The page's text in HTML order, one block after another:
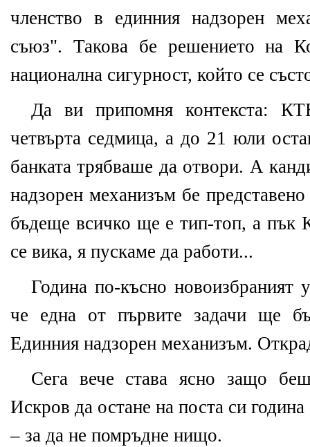
членство в единния надзорен
съюз". Такова бе решението на
национална сигурност, който се
Да ви припомня контекста:
четвърта седмица, а до 21 юли
банката трябваше да отвори. А
надзорен механизъм бе представено
бъдеще всичко ще е тип-топ, а пък
се вика, я пускаме да работи...
Година по-късно новоизбраният
че една от първите задачи ще
Единния надзорен механизъм.
Сега вече става ясно защо
Искров да остане на поста си
– за да не помръдне нищо.